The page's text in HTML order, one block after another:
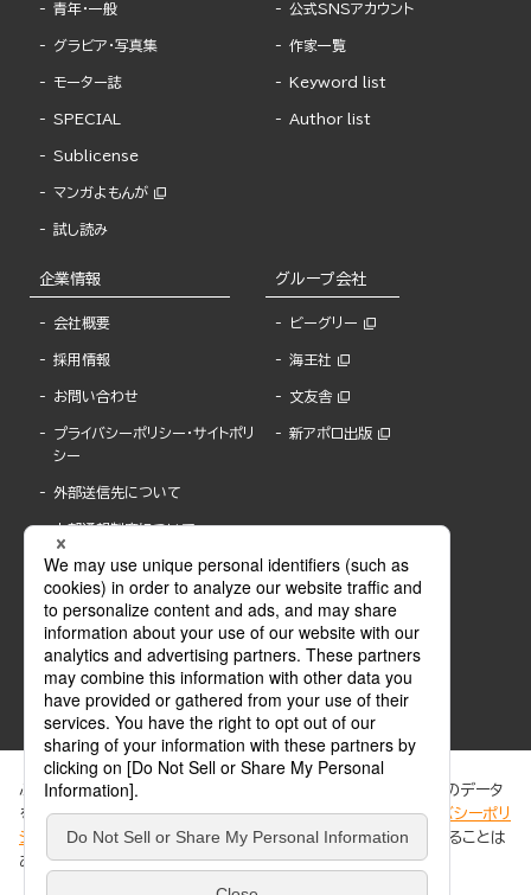
青年・一般
グラビア・写真集
モーター誌
SPECIAL
Sublicense
マンガよもんが
試し読み
公式SNSアカウント
作家一覧
Keyword list
Author list
企業情報
会社概要
採用情報
お問い合わせ
プライバシーポリシー・サイトポリ
シー
外部送信先について
内部通報制度について
グループ会社
ビーグリー
海王社
文友舎
新アポロ出版
ABJマークは、この電子書店・電子書籍配信サービスが、著作権者からコンテンツ使用許諾を
得た正規版配信サービスであることを示す登録商標(登録番号 第6091713号)です。
ABJマークの詳細、ABJマークを掲示しているサービスの一覧はこちら。
ぶんか社が運営するサイトでは、利便性向上のためにCookie等のデータ
を使用しています。 当社のCookieについての詳細は、「プライバシーポリ
シー
」をご覧ください。当サイトでは、訪問者の個人情報を追跡することは
ありません。